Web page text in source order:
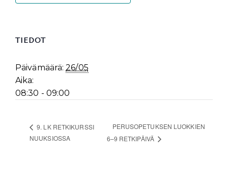
TIEDOT
Päivämäärä: 26/05
Aika:
08:30 - 09:00
9. LK RETKIKURSSI
NUUKSIOSSA
PERUSOPETUKSEN LUOKKIEN
6–9 RETKIPÄIVÄ